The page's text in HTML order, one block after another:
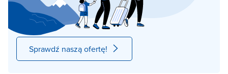
Sprawdź naszą ofertę!